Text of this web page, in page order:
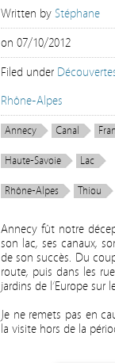
Written by Stéphane
on 07/10/2012
Filed under
Rhône-Alpes
Annecy Canal
Haute-Savoie Lac
Rhône-Alpes Thiou
Annecy fût notre
son lac, ses canaux,
de son succès. Du
route, puis dans les
jardins de l’Europe sur
Je ne remets pas en
la visite hors de la